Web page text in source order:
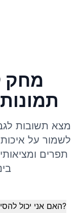
מחק
מצא תשובות
לשמור על
תפרים
האם אני יכול להסיר קעקועים מהתמונות מבלי לאבד באיכות?